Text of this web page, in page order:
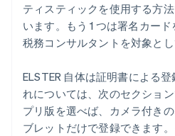
ティスティックを使用する方
います。もう 1 つは署名カー
税務コンサルタントを対象とし
ELSTER 自体は証明書による
れについては、次のセクショ
プリ版を選べば、カメラ付き
ブレットだけで登録できます